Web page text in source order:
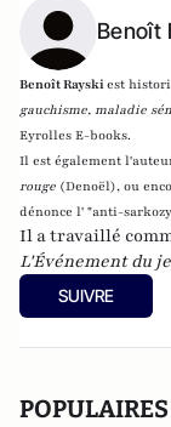
Benoît
Benoît Rayskiest
gauchisme, maladie
Eyrolles E-books.
Il est également
rouge (Denoël), ou
dénonce l' "anti-
Il a travaillé
L'Événement du
SUIVRE
POPULAIRES